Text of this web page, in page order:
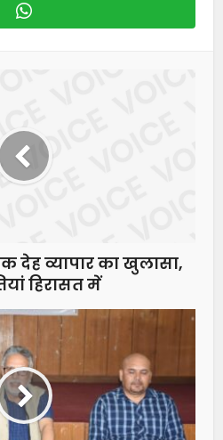
देह व्यापार का खुलासा,
हिरासत में